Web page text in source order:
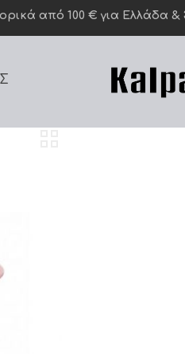
από 100 € για Ελλάδα &